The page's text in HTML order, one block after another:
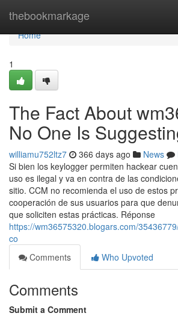
thebookmarkage
Home
Home
1
The Fact About
No One Is
williamu752ltz7 366 days ago News
Si bien los keylogger permiten hackear
uso es ilegal y va en contra de las
sitio. CCM no recomienda el uso de estos
cooperación de sus usuarios para que
que soliciten estas prácticas. Réponse
https://wm36575320.blogars.com/
co
Comments
Who Upvoted
Comments
Submit a Comment